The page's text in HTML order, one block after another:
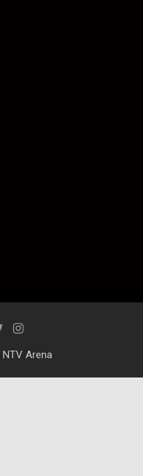
NTV Arena